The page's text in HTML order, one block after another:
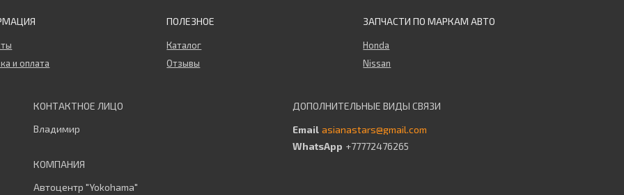
и оплата
ПОЛЕЗНОЕ
Каталог
Отзывы
ЗАПЧАСТИ ПО МАРКАМ АВТО
Honda
Nissan
Владимир
Автоцентр "Yokohama"
asianastars@gmail.com
+77772476265